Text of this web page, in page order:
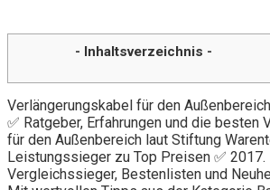
- Inhaltsverzeichnis -
Verlängerungskabel für den
✅ Ratgeber, Erfahrungen und die besten
für den Außenbereich laut Stiftung
Leistungssieger zu Top Preisen ✅
Vergleichssieger, Bestenlisten und